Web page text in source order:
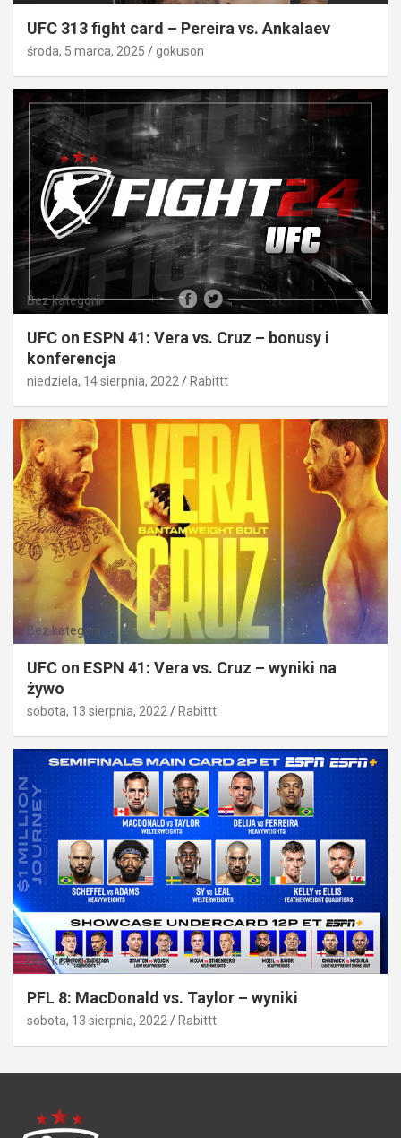
UFC 313 fight card – Pereira vs. Ankalaev
środa, 5 marca, 2025 gokuson
Bez kategorii
UFC on ESPN 41: Vera vs. Cruz – bonusy i
konferencja
niedziela, 14 sierpnia, 2022 Rabittt
Bez kategorii
UFC on ESPN 41: Vera vs. Cruz – wyniki na
żywo
sobota, 13 sierpnia, 2022 Rabittt
Bez kategorii
PFL 8: MacDonald vs. Taylor – wyniki
sobota, 13 sierpnia, 2022 Rabittt